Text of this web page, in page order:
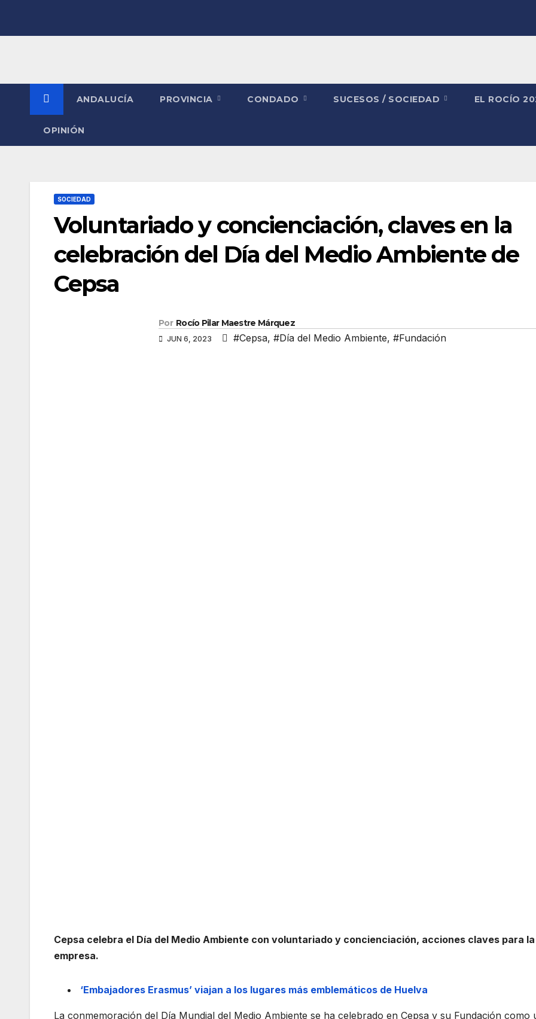
ANDALUCÍA PROVINCIA CONDADO SUCESOS / SOCIEDAD EL ROCÍO
OPINIÓN
SOCIEDAD
Voluntariado y concienciación, claves en la
celebración del Día del Medio Ambiente de
Cepsa
Por Rocío Pilar Maestre Márquez
JUN 6, 2023 #Cepsa, #Día del Medio Ambiente, #Fundación
Cepsa celebra el Día del Medio Ambiente con voluntariado y concienciación, acciones claves para la
empresa.
‘Embajadores Erasmus’ viajan a los lugares más emblemáticos de Huelva
La conmemoración del Día Mundial del Medio Ambiente se ha celebrado en Cepsa y su Fundación como